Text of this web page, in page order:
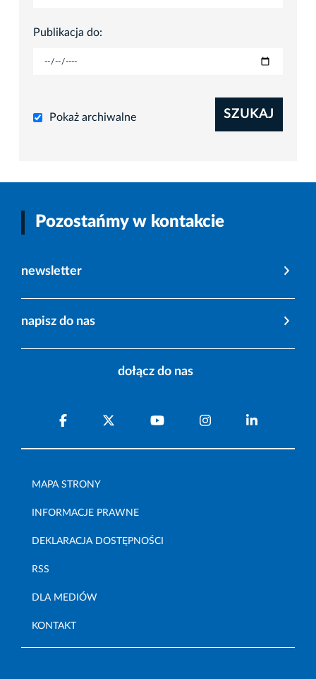
Publikacja do:
Pokaż archiwalne SZUKAJ
Pozostańmy w kontakcie
newsletter
napisz do nas
dołącz do nas
MAPA STRONY
INFORMACJE PRAWNE
DEKLARACJA DOSTĘPNOŚCI
RSS
DLA MEDIÓW
KONTAKT